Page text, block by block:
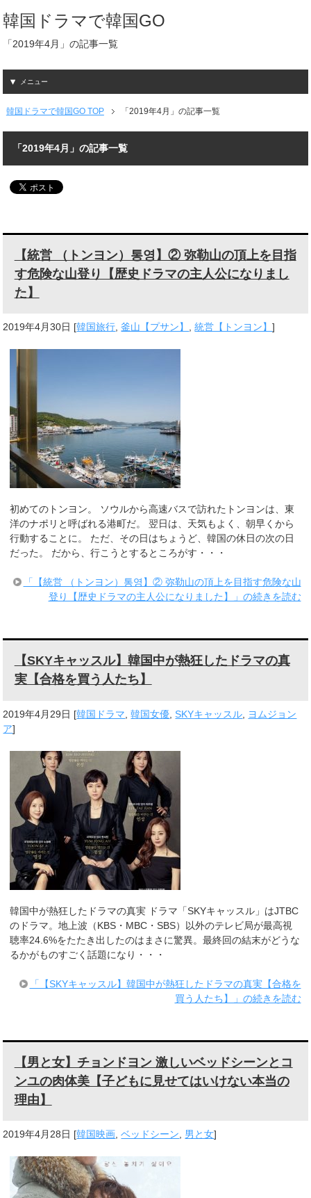
韓国ドラマで韓国GO
「2019年4月」の記事一覧
メニュー
韓国ドラマで韓国GO TOP 「2019年4月」の記事一覧
「2019年4月」の記事一覧
【統営 （トンヨン）통영】② 弥勒山の頂上を目指
す危険な山登り【歴史ドラマの主人公になりまし
た】
2019年4月30日 [韓国旅行,釜山【プサン】 ,統営【トンヨン】]
初めてのトンヨン。 ソウルから高速バスで訪れたトンヨンは、東
洋のナポリと呼ばれる港町だ。 翌日は、天気もよく、朝早くから
行動することに。 ただ、その日はちょうど、韓国の休日の次の日
だった。 だから、行こうとするところがす・・・
「【統営 （トンヨン）통영】② 弥勒山の頂上を目指す危険な山
登り【歴史ドラマの主人公になりました】」の続きを読む
【SKYキャッスル】韓国中が熱狂したドラマの真
実【合格を買う人たち】
2019年4月29日 [韓国ドラマ ,韓国女優 ,SKYキャッスル
ヨムジョン
ア]
韓国中が熱狂したドラマの真実 ドラマ「SKYキャッスル」はJTBC
のドラマ。地上波（KBS・MBC・SBS）以外のテレビ局が最高視
聴率24.6%をたたき出したのはまさに驚異。最終回の結末がどうな
るかがものすごく話題になり・・・
「【SKYキャッスル】韓国中が熱狂したドラマの真実【合格を
買う人たち】」の続きを読む
【男と女】チョンドヨン 激しいベッドシーンとコ
ンユの肉体美【子どもに見せてはいけない本当の
理由】
2019年4月28日 [韓国映画 ,ベッドシーン 男と女]